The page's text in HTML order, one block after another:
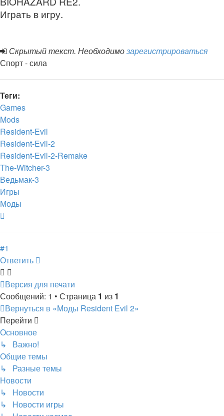
Играть в игру.
Скрытый текст. Необходимозарегистрироваться
Спорт - сила
Теги:
Games
Mods
Resident-Evil
Resident-Evil-2
Resident-Evil-2-Remake
The-Witcher-3
Ведьмак-3
Игры
Моды
#1
Ответить
Версия для печати
Сообщений: 1 • Страница 1 из 1
Вернуться в «Моды Resident Evil 2»
Перейти
Основное
↳ Важно!
Общие темы
↳ Разные темы
Новости
↳ Новости
↳ Новости игры